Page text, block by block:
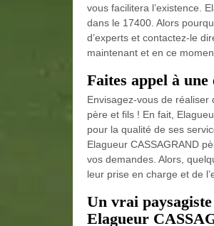
vous facilitera l’existence.
dans le 17400. Alors
d’experts et contactez-le
maintenant et en ce
Faites appel à
Envisagez-vous de réaliser
père et fils ! En fait,
pour la qualité de ses
Elagueur CASSAGRAND
vos demandes. Alors,
leur prise en charge et de
Un vrai
Elagueur